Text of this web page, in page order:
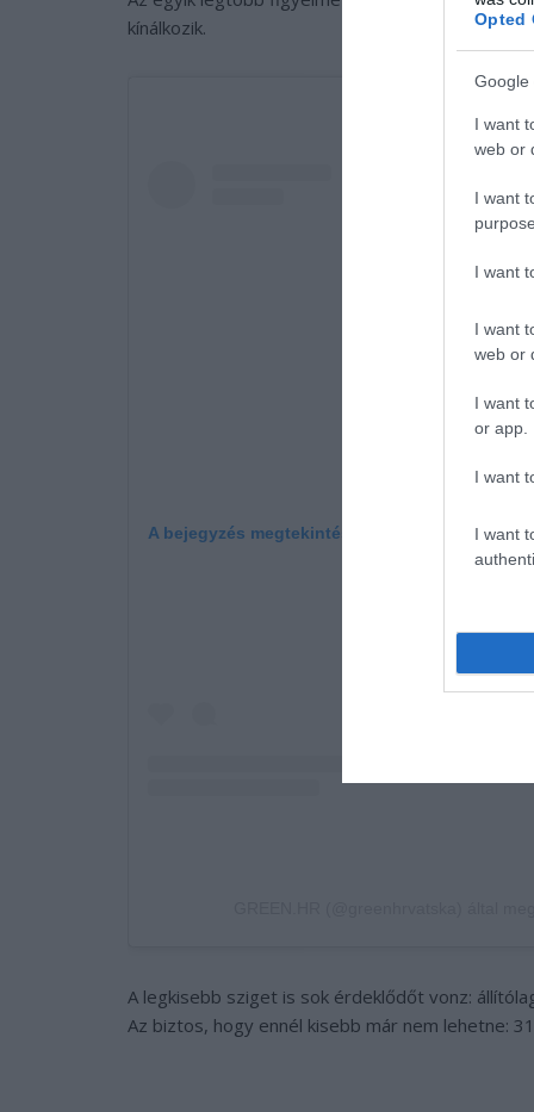
Opted
Google
I want
web or
I want
I want
I want
web or
I want
or app.
I want
I want
kínálkozik.
A bejegyzés megtekintése az Instagramon
A legkisebb sziget is sok érdeklődőt vonz:
Az biztos, hogy ennél kisebb már nem lehetne: